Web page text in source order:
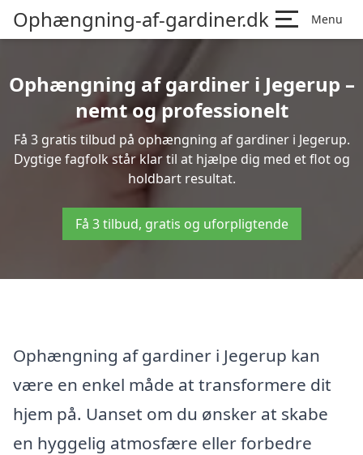
Ophængning-af-gardiner.dk Menu
Ophængning af gardiner i Jegerup –
nemt og professionelt
Få 3 gratis tilbud på ophængning af gardiner i Jegerup.
Dygtige fagfolk står klar til at hjælpe dig med et flot og
holdbart resultat.
Få 3 tilbud, gratis og uforpligtende
Ophængning af gardiner i Jegerup kan
være en enkel måde at transformere dit
hjem på. Uanset om du ønsker at skabe
en hyggelig atmosfære eller forbedre